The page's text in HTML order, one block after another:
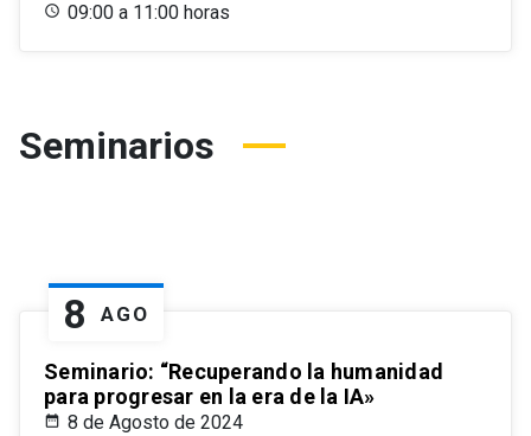
09:00 a 11:00 horas
Seminarios
8 AGO
Seminario: “Recuperando la humanidad
para progresar en la era de la IA»
8 de Agosto de 2024